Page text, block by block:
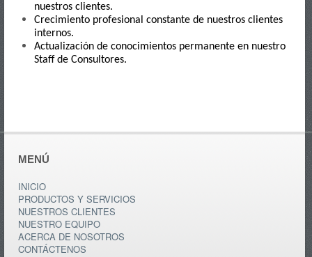
nuestros clientes.
Crecimiento profesional constante de nuestros clientes
internos.
Actualización de conocimientos permanente en nuestro
Staff de Consultores.
MENÚ
INICIO
PRODUCTOS Y SERVICIOS
NUESTROS CLIENTES
NUESTRO EQUIPO
ACERCA DE NOSOTROS
CONTÁCTENOS